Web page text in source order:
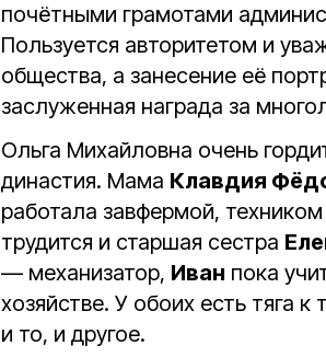
почётными грамотами
Пользуется авторитетом и
общества, а занесение её
заслуженная награда за
Ольга Михайловна очень
династия. Мама Клавдия
работала завфермой,
трудится и старшая сестра
— механизатор, Иван пока
хозяйстве. У обоих есть тяга
и то, и другое.